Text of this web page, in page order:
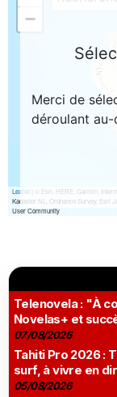
Telenovela : "À
Novelas+ et
07/08/2026
Tahiti Pro 2026 :
surf, à vivre en
05/08/2026